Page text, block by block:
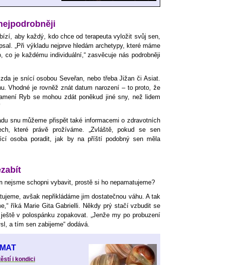
aby každý, kdo chce od terapeuta vyložit svůj sen,
„Při výkladu nejprve hledám archetypy, které máme
co je každému individuální,“ zasvěcuje nás podrobněji
je snící osobou Seveřan, nebo třeba Jižan či Asiat.
Vhodné je rovněž znát datum narození – to proto, že
Ryb se mohou zdát poněkud jiné sny, než lidem
snu můžeme přispět také informacemi o zdravotních
které právě prožíváme. „Zvláště, pokud se sen
osoba poradit, jak by na příští podobný sen měla
nejsme schopni vybavit, prostě si ho nepamatujeme?
avšak nepřikládáme jim dostatečnou váhu. A tak
říká Marie Gita Gabrielli. Někdy prý stačí vzbudit se
v polospánku zopakovat. „Jenže my po probuzení
a tím sen zabijeme“ dodává.
i kondici